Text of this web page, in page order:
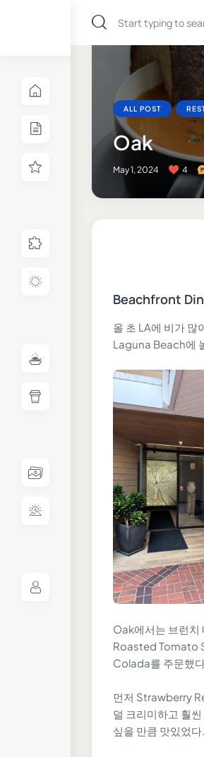
ALL POST
Oak
May 1, 2024 4
Beachfront
올 초 LA에 비가 많
Laguna Beach에
Oak에서는 브런치
Roasted Tomato
Colada를 주문했
먼저 Strawberry
덜 크리미하고 훨
싶을 만큼 맛있었